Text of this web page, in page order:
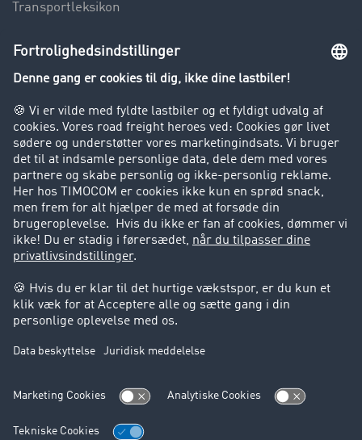
Transportleksikon
Lastbilkørsel forbudt
Kunder hverver kunder
Success Stories
Support
Support
Juridiske forhold
Kolofon
Brugerbetingelser